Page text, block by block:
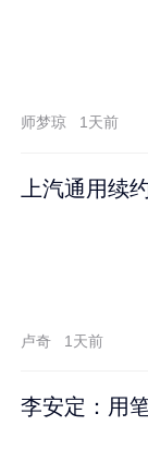
师梦琼 1天前
上汽通用续
卢奇 1天前
李安定：用